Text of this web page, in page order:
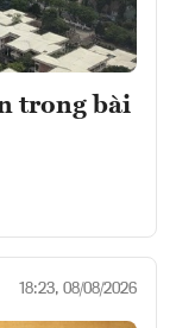
trong bài
18:23, 08/08/2026